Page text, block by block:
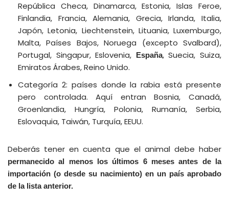
República Checa, Dinamarca, Estonia, Islas Feroe,
Finlandia, Francia, Alemania, Grecia, Irlanda, Italia,
Japón, Letonia, Liechtenstein, Lituania, Luxemburgo,
Malta, Países Bajos, Noruega (excepto Svalbard),
Portugal, Singapur, Eslovenia, España, Suecia, Suiza,
Emiratos Árabes, Reino Unido.
Categoría 2: países donde la rabia está presente
pero controlada. Aquí entran Bosnia, Canadá,
Groenlandia, Hungría, Polonia, Rumanía, Serbia,
Eslovaquia, Taiwán, Turquía, EEUU.
Deberás tener en cuenta que el animal debe haber
permanecido al menos los últimos 6 meses antes de la
importación (o desde su nacimiento) en un país aprobado
de la lista anterior.